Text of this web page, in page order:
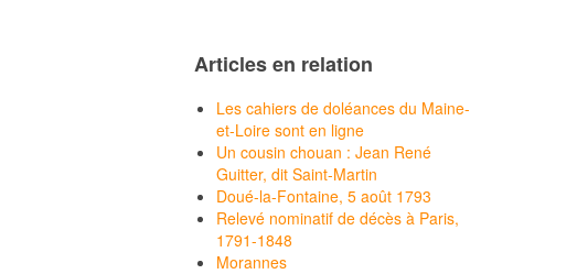
Articles en relation
Les cahiers de doléances du Maine-
et-Loire sont en ligne
Un cousin chouan : Jean René
Guitter, dit Saint-Martin
Doué-la-Fontaine, 5 août 1793
Relevé nominatif de décès à Paris,
1791-1848
Morannes